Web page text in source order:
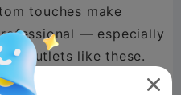
touches make
— especially
outlets like these.
